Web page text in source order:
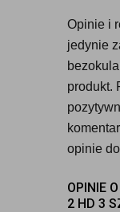
Opinie i
jedynie
produkt.
opinie
OPINIE
2 HD 3